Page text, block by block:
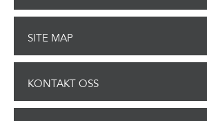
SITE MAP
KONTAKT OSS